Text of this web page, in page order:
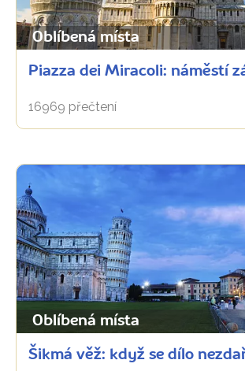
Oblíbená místa
Piazza dei Miracoli: náměstí
16969 přečtení
Oblíbená místa
Šikmá věž: když se dílo